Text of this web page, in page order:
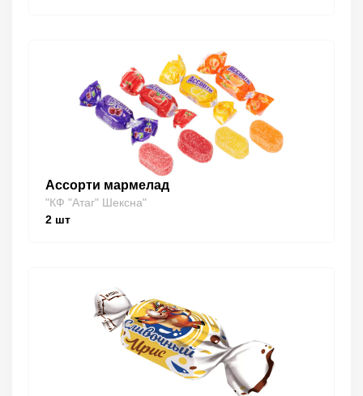
Ассорти мармелад
"КФ "Атаг" Шексна"
2 шт